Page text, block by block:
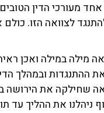
מעורכי הדין
לצוואה הזו.
מילה במילה ואכן
ההתנגדות ובמהלך
שחילקה את הירושה